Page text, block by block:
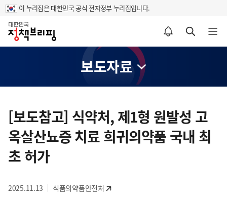
이 누리집은 대한민국 공식 전자정부 누리집입니다.
홈
알림설정 바로가기 검색 바로가기 메뉴 열기
보도자료
텐
츠
영
역
[보도참고] 식약처, 제1형 원발성 고
옥살산뇨증 치료 희귀의약품 국내 최
초 허가
2025.11.13 식품의약품안전처